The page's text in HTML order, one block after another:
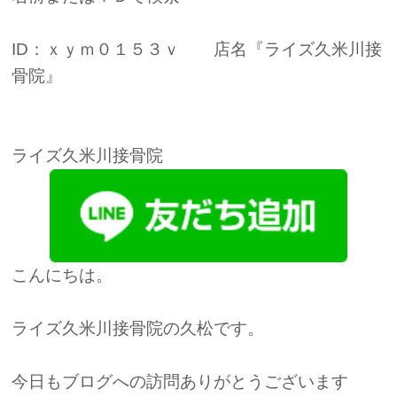
ID：ｘｙｍ０１５３ｖ 店名『ライズ久米川接
骨院』
ライズ久米川接骨院
こんにちは。
ライズ久米川接骨院の久松です。
今日もブログへの訪問ありがとうございます